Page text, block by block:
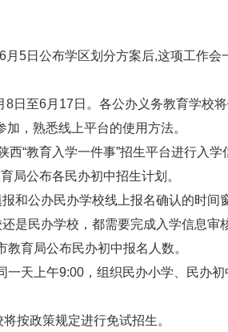
日公布学区划分方案后,这项工作会
至6月17日。各公办义务教育学校
，熟悉线上平台的使用方法。
教育入学一件事”招生平台进行入学
公布各民办初中招生计划。
公办民办学校线上报名确认的时间窗
民办学校，都需要完成入学信息审核
育局公布民办初中报名人数。
上午9:00，组织民办小学、民办初
政策规定进行免试招生。